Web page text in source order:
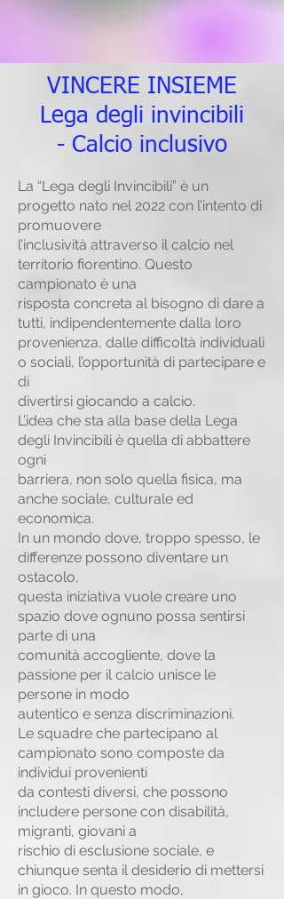
VINCERE INSIEME
Lega degli invincibili
- Calcio inclusivo
La “Lega degli Invincibili” è un
progetto nato nel 2022 con l’intento di
promuovere
l’inclusività attraverso il calcio nel
territorio fiorentino. Questo
campionato è una
risposta concreta al bisogno di dare a
tutti, indipendentemente dalla loro
provenienza, dalle difficoltà individuali
o sociali, l’opportunità di partecipare e
di
divertirsi giocando a calcio.
L’idea che sta alla base della Lega
degli Invincibili è quella di abbattere
ogni
barriera, non solo quella fisica, ma
anche sociale, culturale ed
economica.
In un mondo dove, troppo spesso, le
differenze possono diventare un
ostacolo,
questa iniziativa vuole creare uno
spazio dove ognuno possa sentirsi
parte di una
comunità accogliente, dove la
passione per il calcio unisce le
persone in modo
autentico e senza discriminazioni.
Le squadre che partecipano al
campionato sono composte da
individui provenienti
da contesti diversi, che possono
includere persone con disabilità,
migranti, giovani a
rischio di esclusione sociale, e
chiunque senta il desiderio di mettersi
in gioco. In questo modo,